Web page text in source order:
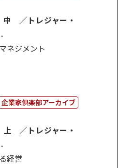
中 ／トレジャー・
ネジメント
企業家倶楽部アーカイブ
上 ／トレジャー・
経営